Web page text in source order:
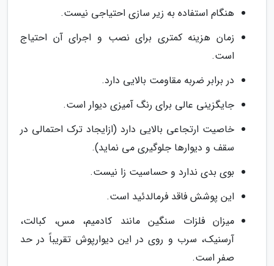
هنگام استفاده به زیر سازی احتیاجی نیست.
زمان هزینه کمتری برای نصب و اجرای آن احتیاج
است.
در برابر ضربه مقاومت بالایی دارد.
جایگزینی عالی برای رنگ آمیزی دیوار است.
خاصیت ارتجاعی بالایی دارد (ازایجاد ترک احتمالی در
سقف و دیوارها جلوگیری می نماید).
بوی بدی ندارد و حساسیت زا نیست.
این پوشش فاقد فرمالدئید است.
میزان فلزات سنگین مانند کادمیم، مس، کبالت،
آرسنیک، سرب و روی در این دیوارپوش تقریباً در حد
صفر است.